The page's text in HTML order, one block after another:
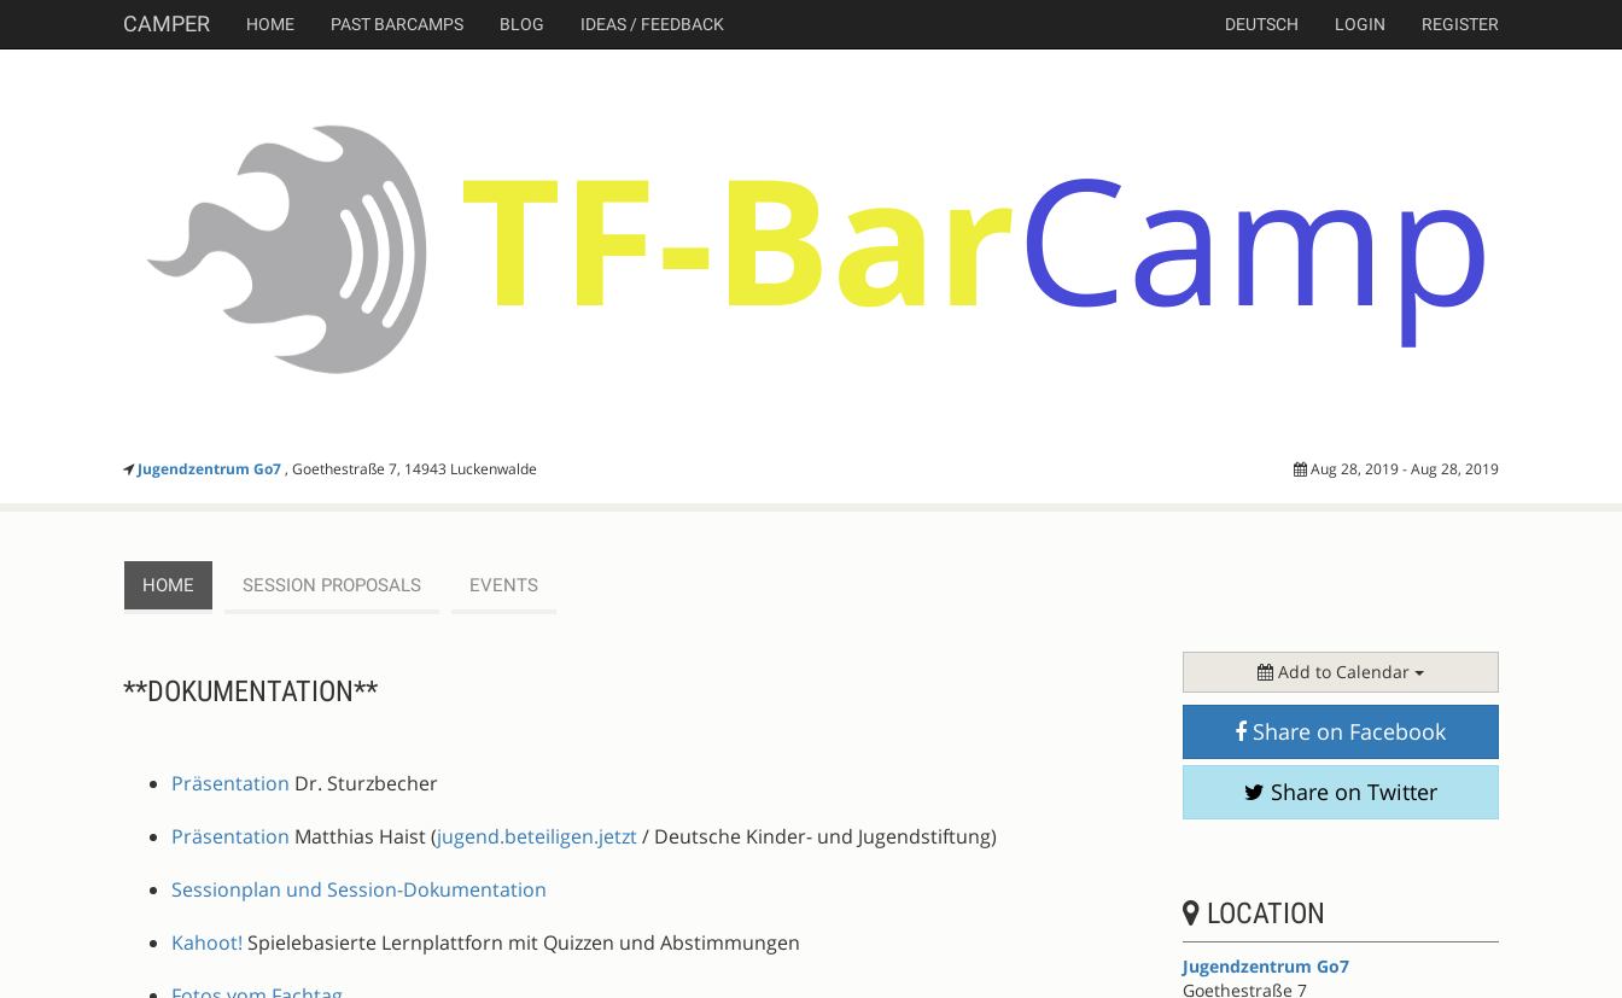
CAMPER HOME PAST BARCAMPS BLOG IDEAS / FEEDBACK DEUTSCH LOGIN REGISTER
Jugendzentrum Go7, Goethestraße 7, 14943 Luckenwalde Aug 28, 2019 - Aug 28, 2019
HOME SESSION PROPOSALS EVENTS
DESCRIPTION
**DOKUMENTATION**
Präsentation Dr. Sturzbecher
Präsentation Matthias Haist (jugend.beteiligen.jetzt/ Deutsche Kinder- und Jugendstiftung)
Sessionplan und Session-Dokumentation
Kahoot! Spielebasierte Lernplattforn mit Quizzen und Abstimmungen
Add to Calendar
Share on Facebook
Share on Twitter
LOCATION
Jugendzentrum Go7
Goethestraße 7